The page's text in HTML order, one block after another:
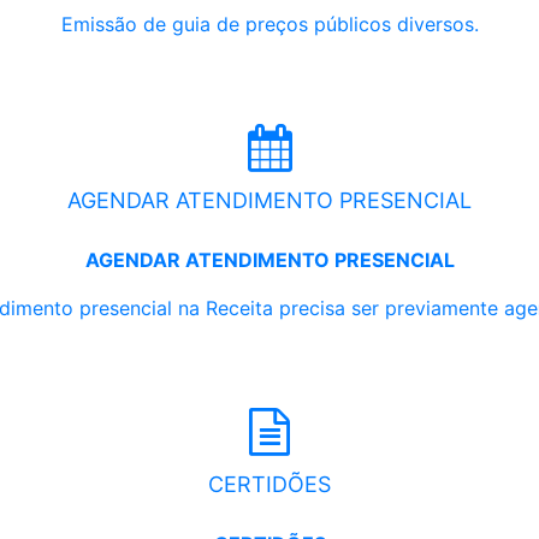
Emissão de guia de preços públicos diversos.
AGENDAR ATENDIMENTO PRESENCIAL
AGENDAR ATENDIMENTO PRESENCIAL
presencial na Receita precisa ser previamente
CERTIDÕES